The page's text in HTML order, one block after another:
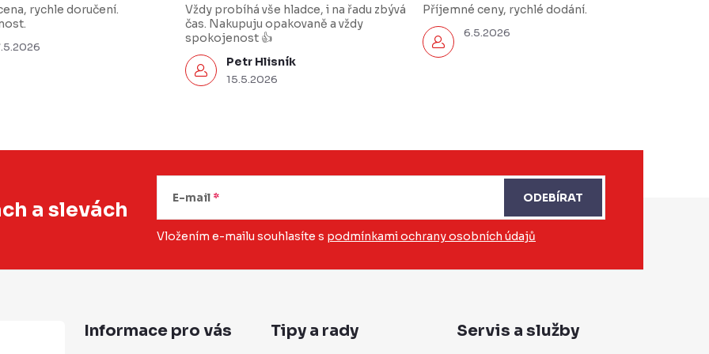
rychle doručení.
Petr Hlisník
15.5.2026
Vždy probíhá vše hladce, i na řadu zbývá
čas. Nakupuju opakovaně a vždy
spokojenost 👍
6.5.2026
Příjemné ceny, rychlé dodání.
a slevách E-mail
Vložením e-mailu souhlasíte s podmínkami ochrany osobních údajů
ODEBÍRAT
Informace pro vás Tipy a rady Servis a služby